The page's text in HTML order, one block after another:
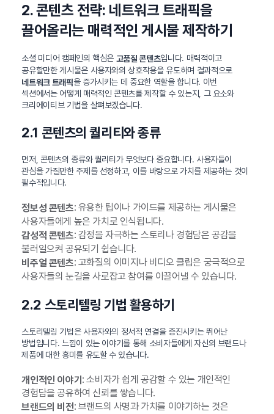
2. 콘텐츠 전략: 네트워크 트래픽을
끌어올리는 매력적인 게시물 제작하기
소셜 미디어 캠페인의 핵심은 고품질 콘텐츠입니다. 매력적이고
공유할만한 게시물은 사용자와의 상호작용을 유도하며 결과적으로
네트워크 트래픽을 증가시키는 데 중요한 역할을 합니다. 이번
섹션에서는 어떻게 매력적인 콘텐츠를 제작할 수 있는지, 그 요소와
크리에이티브 기법을 살펴보겠습니다.
2.1 콘텐츠의 퀄리티와 종류
먼저, 콘텐츠의 종류와 퀄리티가 무엇보다 중요합니다. 사용자들이
관심을 가질만한 주제를 선정하고, 이를 바탕으로 가치를 제공하는 것이
필수적입니다.
정보성 콘텐츠: 유용한 팁이나 가이드를 제공하는 게시물은
사용자들에게 높은 가치로 인식됩니다.
감성적 콘텐츠: 감정을 자극하는 스토리나 경험담은 공감을
불러일으켜 공유되기 쉽습니다.
비주얼 콘텐츠: 고화질의 이미지나 비디오 클립은 궁극적으로
사용자들의 눈길을 사로잡고 참여를 이끌어낼 수 있습니다.
2.2 스토리텔링 기법 활용하기
스토리텔링 기법은 사용자와의 정서적 연결을 증진시키는 뛰어난
방법입니다. 느낌이 있는 이야기를 통해 소비자들에게 자신의 브랜드나
제품에 대한 흥미를 유도할 수 있습니다.
개인적인 이야기 : 소비자가 쉽게 공감할 수 있는 개인적인
경험담을 공유하여 신뢰를 쌓습니다.
브랜드의 비전: 브랜드의 사명과 가치를 이야기하는 것은